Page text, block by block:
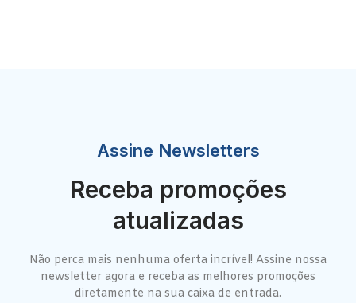
Assine Newsletters
Receba promoções
atualizadas
Não perca mais nenhuma oferta incrível! Assine nossa
newsletter agora e receba as melhores promoções
diretamente na sua caixa de entrada.